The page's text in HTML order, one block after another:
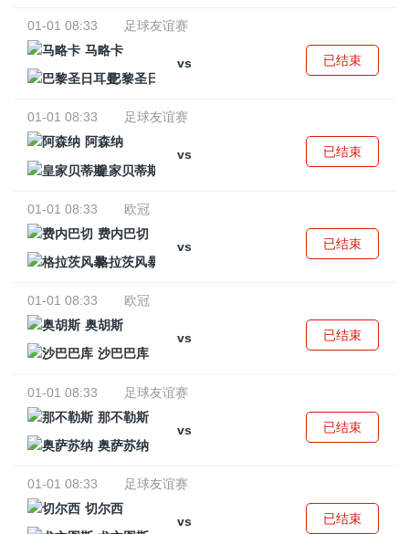
01-01 08:33
足球友谊赛
马略卡
vs
巴黎圣日耳曼
已结束
01-01 08:33
足球友谊赛
阿森纳
vs
皇家贝蒂斯
已结束
01-01 08:33
欧冠
费内巴切
vs
格拉茨风暴
已结束
01-01 08:33
欧冠
奥胡斯
vs
沙巴巴库
已结束
01-01 08:33
足球友谊赛
那不勒斯
vs
奥萨苏纳
已结束
01-01 08:33
足球友谊赛
切尔西
vs
已结束